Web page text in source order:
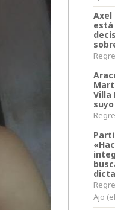
Axel
está
Villa
suyo
Ajo (el